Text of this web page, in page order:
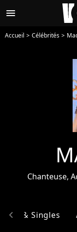
menu
Accueil Célébrités
Chanteuse,
& Singles
chevron_left